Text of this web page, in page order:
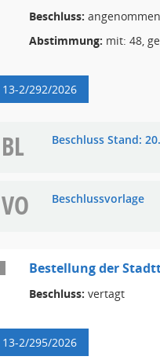
Beschluss:
Abstimmung: mit: 48,
13-2/292/2026
BL Beschluss Stand:
VO Beschlussvorlage
Bestellung der
Beschluss: vertagt
13-2/295/2026